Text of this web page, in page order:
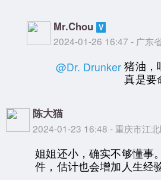
Mr.Chou
2024-01-26 16:47 - 广东
@Dr. Drunker 猪油，
真是要
陈大猫
2024-01-23 16:48 - 重庆市江
姐姐还小，确实不够懂事
件，估计也会增加人生经